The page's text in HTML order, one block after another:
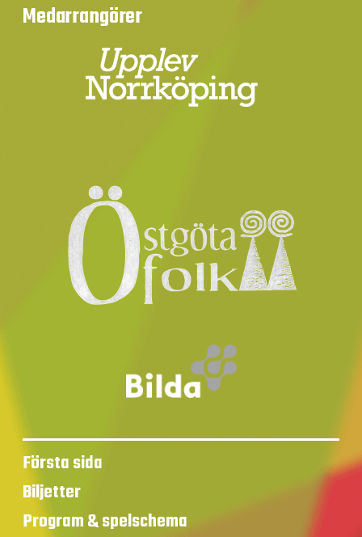
Medarrangörer
Första sida
Biljetter
Program & spelschema